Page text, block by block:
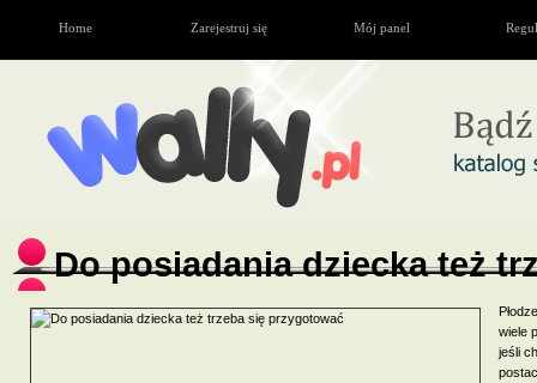
Home Zarejestruj się Mój panel
Do posiadania dziecka też
wiele
jeśli